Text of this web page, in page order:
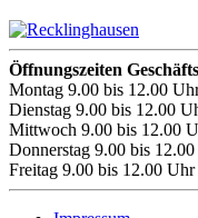
Öffnungszeiten
Montag 9.00 bis 12.00
Dienstag 9.00 bis 12.00
Mittwoch 9.00 bis 12.00
Donnerstag 9.00 bis
Freitag 9.00 bis 12.00 Uhr